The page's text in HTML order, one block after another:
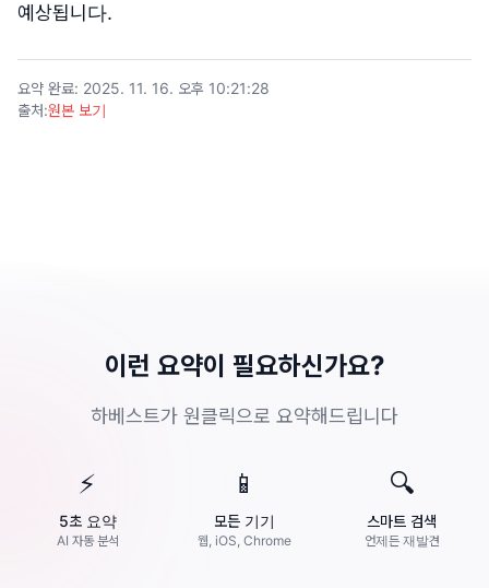
예상됩니다.
요약 완료: 2025. 11. 16. 오후 10:21:28
출처:원본 보기
이런 요약이 필요하신가요?
하베스트가 원클릭으로 요약해드립니다
⚡
5초 요약
AI 자동 분석
📱
모든 기기
웹, iOS, Chrome
🔍
스마트 검색
언제든 재발견